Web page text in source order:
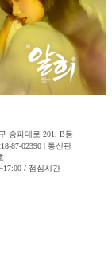
송파대로 201, B동
87-02390 | 통신판
/ 점심시간